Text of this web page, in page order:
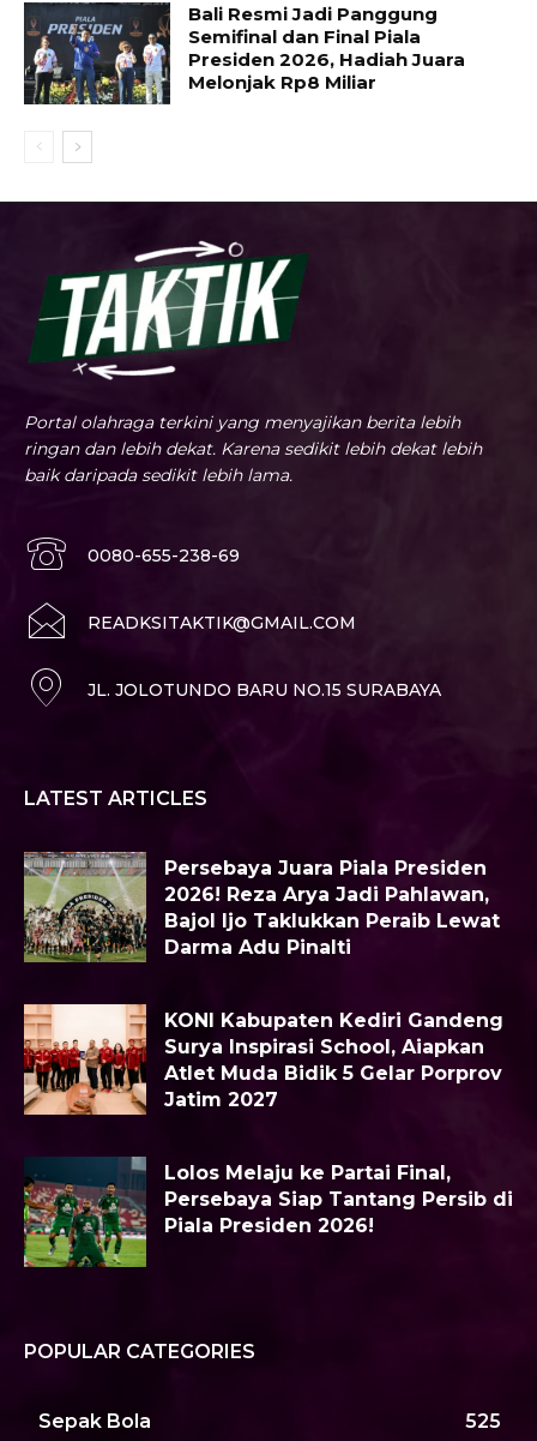
Bali Resmi Jadi Panggung
Semifinal dan Final Piala
Presiden 2026, Hadiah Juara
Melonjak Rp8 Miliar
Portal olahraga terkini yang menyajikan berita lebih
ringan dan lebih dekat. Karena sedikit lebih dekat lebih
baik daripada sedikit lebih lama.
0080-655-238-69
READKSITAKTIK@GMAIL.COM
JL. JOLOTUNDO BARU NO.15 SURABAYA
LATEST ARTICLES
Persebaya Juara Piala Presiden
2026! Reza Arya Jadi Pahlawan,
Bajol Ijo Taklukkan Peraib Lewat
Darma Adu Pinalti
KONI Kabupaten Kediri Gandeng
Surya Inspirasi School, Aiapkan
Atlet Muda Bidik 5 Gelar Porprov
Jatim 2027
Lolos Melaju ke Partai Final,
Persebaya Siap Tantang Persib di
Piala Presiden 2026!
POPULAR CATEGORIES
Sepak Bola 525